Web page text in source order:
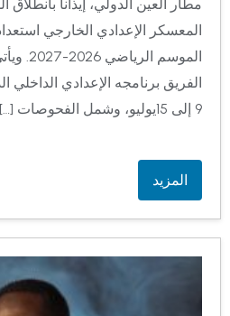
مطار العين الدولي، إيذاناً بانطلاق
المعسكر الإعدادي الخارجي
الموسم
الفريق برنامجه الإعدادي الداخلي
9 إلى 15يوليو، وشمل الفحوصات […]
المزيد